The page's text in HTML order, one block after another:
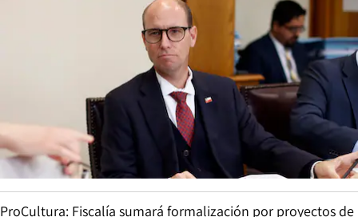
ProCultura: Fiscalía sumará formalización por proyectos de